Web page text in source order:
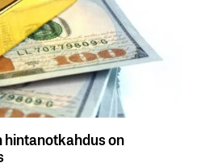
on